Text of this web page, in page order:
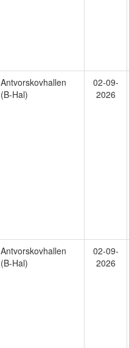
Antvorskovhallen
(B-Hal)
02-09-
2026
Antvorskovhallen
(B-Hal)
02-09-
2026